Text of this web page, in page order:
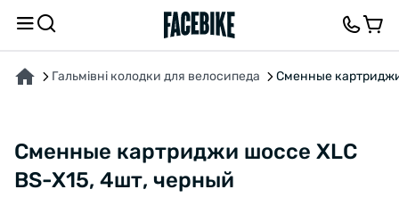
Гальмівні колодки для велосипеда Сменные
Сменные картриджи шоссе XLC
BS-X15, 4шт, черный
ПРО ТОВАР ХАРАКТЕРИСТИКИВІДГУКИ ТА ЗАПИТАННЯ